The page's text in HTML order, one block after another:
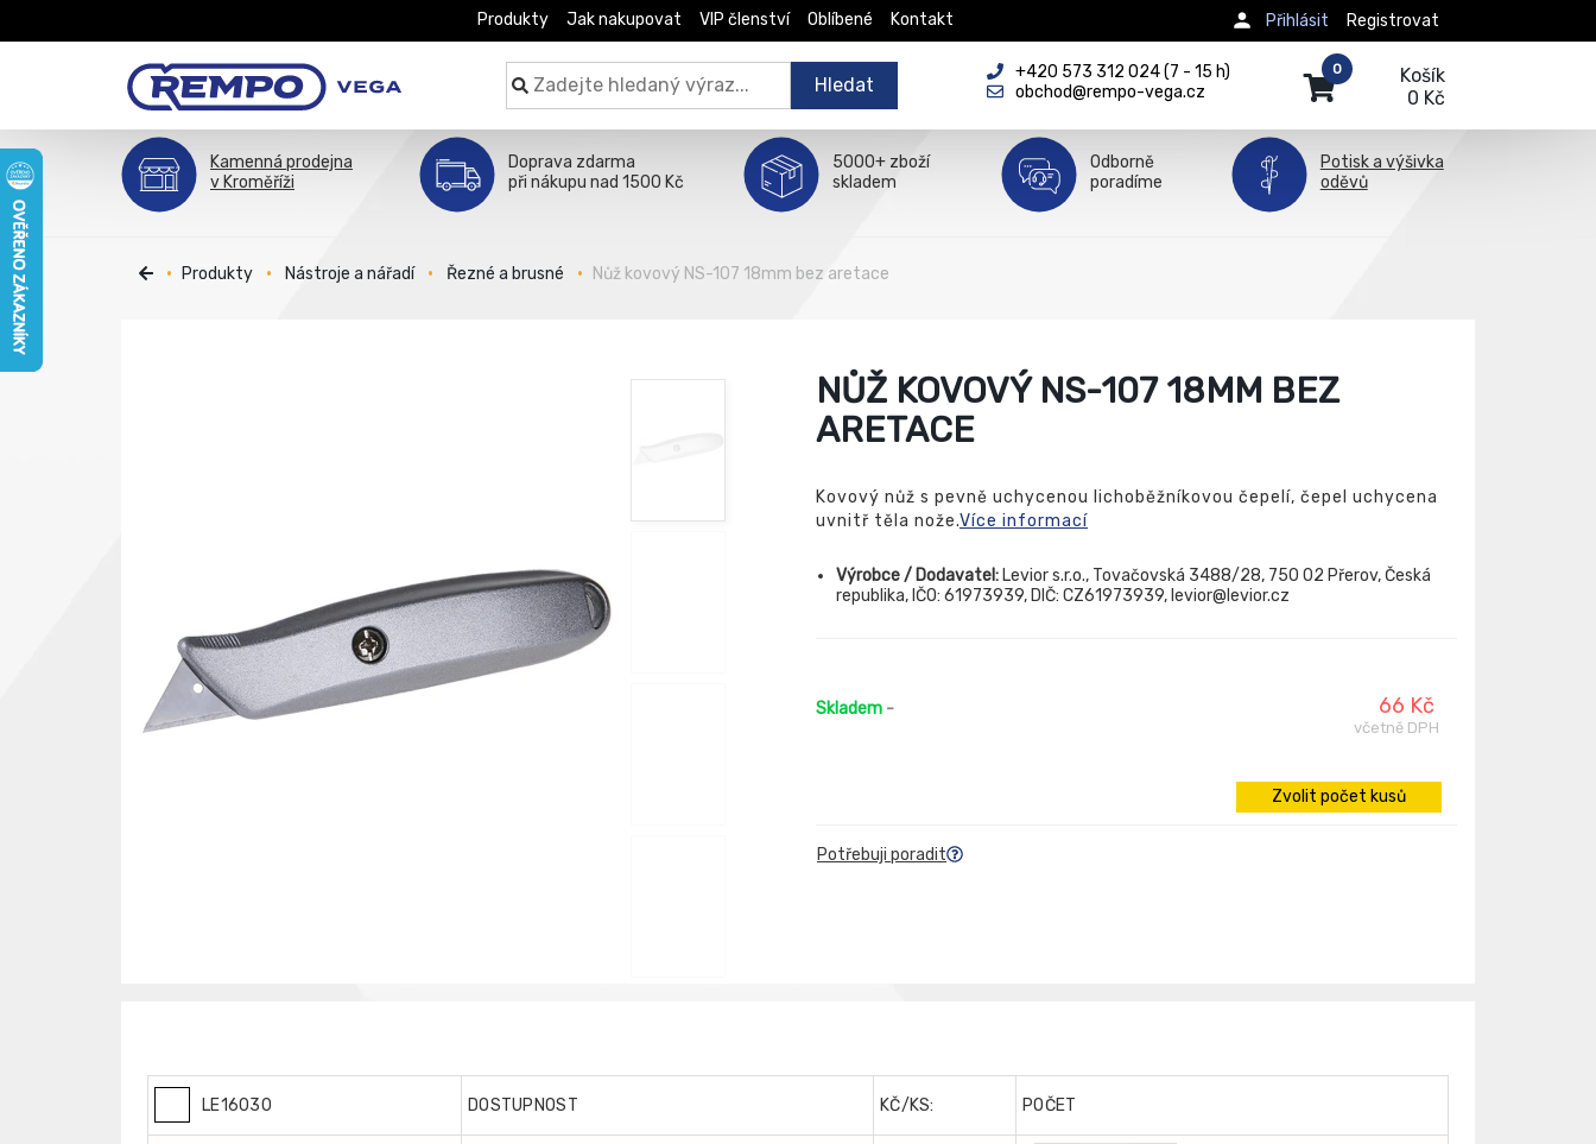
Produkty Jak nakupovat VIP členství Oblíbené Kontakt Registrovat
Přihlásit
Hledat
+420 573 312 024 (7 - 15 h)
obchod@rempo-vega.cz
Košík
0 Kč
0
Kamenná prodejna
v Kroměříži
Doprava zdarma
při nákupu nad 1500 Kč
5000+ zboží
skladem
Odborně
poradíme
Potisk a výšivka
oděvů
Produkty Nástroje a nářadí Řezné a brusné Nůž kovový NS-107 18mm bez aretace
NŮŽ KOVOVÝ NS-107 18MM BEZ
ARETACE
Kovový nůž s pevně uchycenou lichoběžníkovou čepelí, čepel uchycena
uvnitř těla nože.Více informací
Výrobce / Dodavatel: Levior s.r.o., Tovačovská 3488/28, 750 02 Přerov, Česká
republika, IČO: 61973939, DIČ: CZ61973939, levior@levior.cz
Skladem - 66 Kč
včetně DPH
Zvolit počet kusů
Potřebuji poradit
LE16030 DOSTUPNOST KČ/KS: POČET